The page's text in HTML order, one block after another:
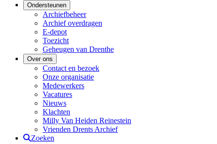
Ondersteunen
Archiefbeheer
Archief overdragen
E-depot
Toezicht
Geheugen van Drenthe
Over ons
Contact en bezoek
Onze organisatie
Medewerkers
Vacatures
Nieuws
Klachten
Milly Van Heiden Reinestein
Vrienden Drents Archief
Zoeken